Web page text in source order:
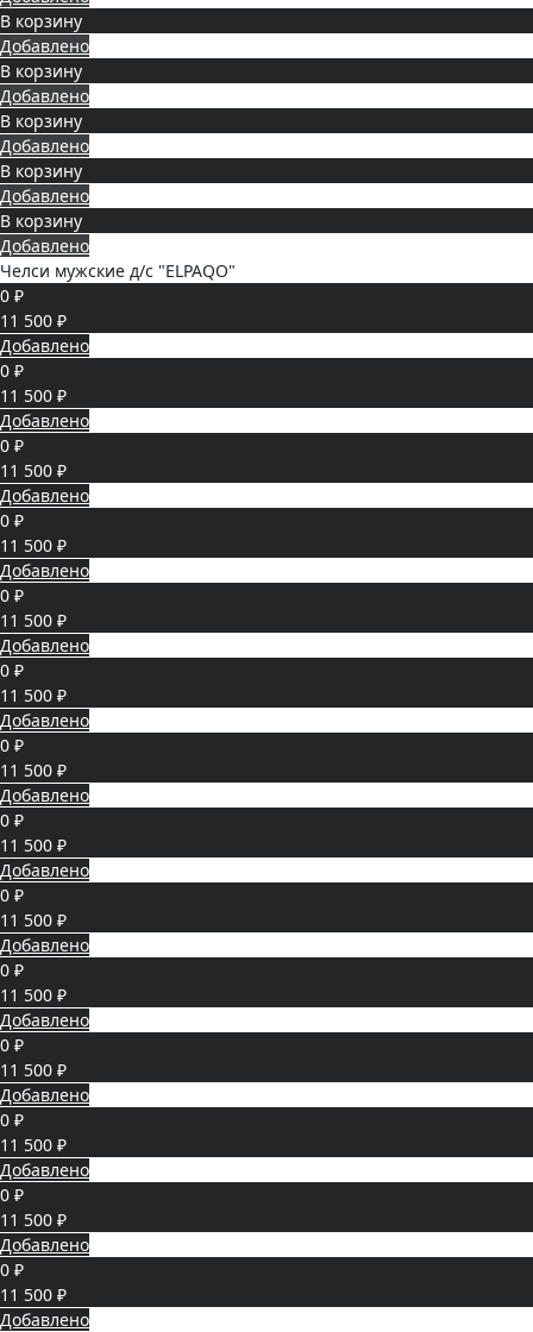
В корзину
Добавлено
В корзину
Добавлено
В корзину
Добавлено
В корзину
Добавлено
В корзину
Добавлено
Челси мужские д/с "ELPAQO"
0 ₽
11 500 ₽
Добавлено
0 ₽
11 500 ₽
Добавлено
0 ₽
11 500 ₽
Добавлено
0 ₽
11 500 ₽
Добавлено
0 ₽
11 500 ₽
Добавлено
0 ₽
11 500 ₽
Добавлено
0 ₽
11 500 ₽
Добавлено
0 ₽
11 500 ₽
Добавлено
0 ₽
11 500 ₽
Добавлено
0 ₽
11 500 ₽
Добавлено
0 ₽
11 500 ₽
Добавлено
0 ₽
11 500 ₽
Добавлено
0 ₽
11 500 ₽
Добавлено
0 ₽
11 500 ₽
Добавлено